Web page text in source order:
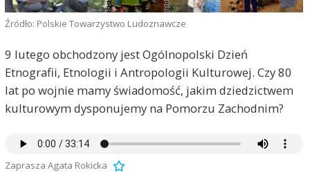
Źródło: Polskie Towarzystwo Ludoznawcze
9 lutego obchodzony jest Ogólnopolski Dzień
Etnografii, Etnologii i Antropologii Kulturowej. Czy 80
lat po wojnie mamy świadomość, jakim dziedzictwem
kulturowym dysponujemy na Pomorzu Zachodnim?
Zaprasza Agata Rokicka